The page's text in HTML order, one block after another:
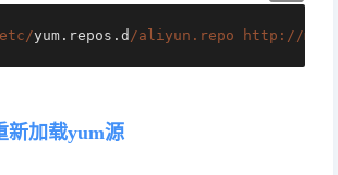
yum.repos.d /aliyun.repo http:/ /
新加载yum源